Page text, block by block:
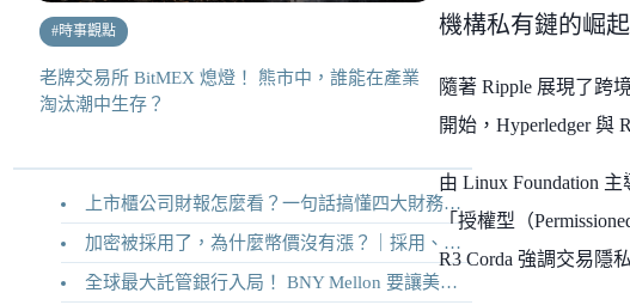
#時事觀點
老牌交易所 BitMEX 熄燈！ 熊市中，誰能在產業
淘汰潮中生存？
上市櫃公司財報怎麼看？一句話搞懂四大財務報表
加密被採用了，為什麼幣價沒有漲？｜採用、收入與代幣價值捕獲
全球最大託管銀行入局！ BNY Mellon 要讓美債交易 24/7 不打烊
機構私有鏈的崛
隨著 Ripple 展現了跨
開始，Hyperledger 與
由 Linux Foundation
「授權型（
R3 Corda 強調交易隱